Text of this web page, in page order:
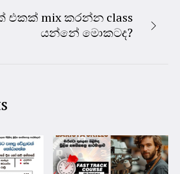
එකක් mix කරන්න class
යන්නේ මොකටද?